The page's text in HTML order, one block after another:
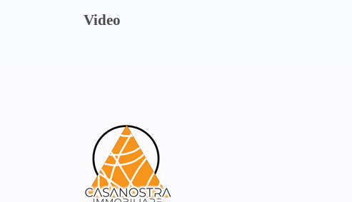
Video